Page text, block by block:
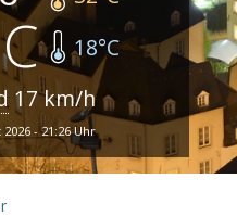
18°C
17km/h
- 21:26 Uhr